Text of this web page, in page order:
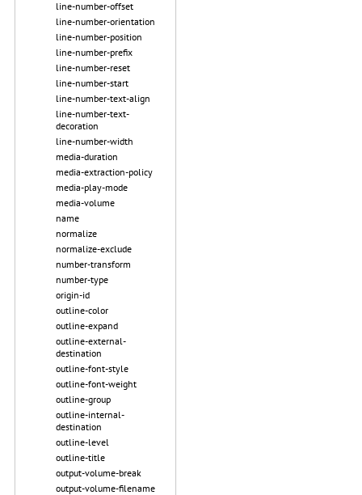
line-number-offset
line-number-orientation
line-number-position
line-number-prefix
line-number-reset
line-number-start
line-number-text-align
line-number-text-
decoration
line-number-width
media-duration
media-extraction-policy
media-play-mode
media-volume
name
normalize
normalize-exclude
number-transform
number-type
origin-id
outline-color
outline-expand
outline-external-
destination
outline-font-style
outline-font-weight
outline-group
outline-internal-
destination
outline-level
outline-title
output-volume-break
output-volume-filename